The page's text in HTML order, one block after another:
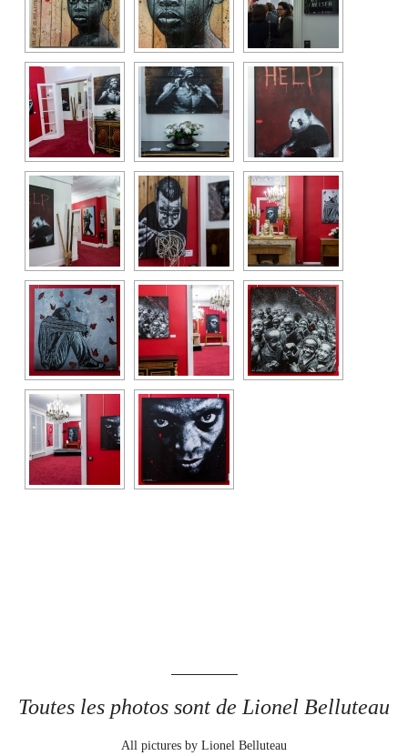
Toutes les photos sont de Lionel Belluteau
All pictures by Lionel Belluteau